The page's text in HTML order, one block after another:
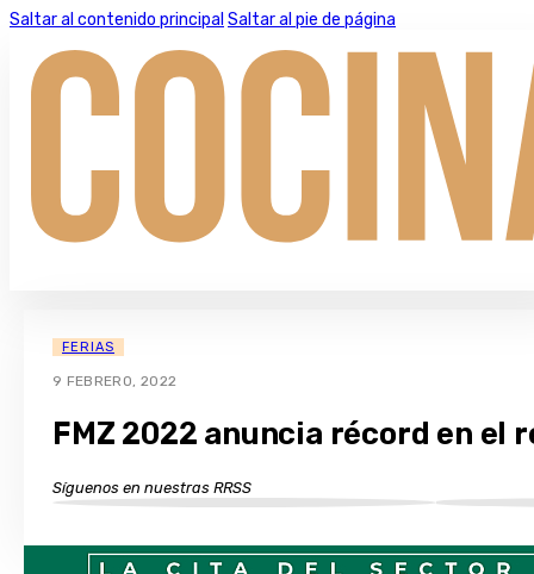
Saltar al contenido principal Saltar al pie de página
FERIAS
9 FEBRERO, 2022
FMZ 2022 anuncia récord en el
Síguenos en nuestras RRSS